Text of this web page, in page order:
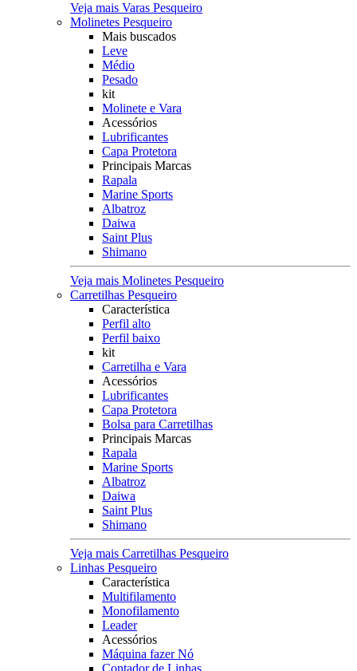
Veja mais Varas Pesqueiro
Molinetes Pesqueiro
Mais buscados
Leve
Médio
Pesado
kit
Molinete e Vara
Acessórios
Lubrificantes
Capa Protetora
Principais Marcas
Rapala
Marine Sports
Albatroz
Daiwa
Saint Plus
Shimano
Veja mais Molinetes Pesqueiro
Carretilhas Pesqueiro
Característica
Perfil alto
Perfil baixo
kit
Carretilha e Vara
Acessórios
Lubrificantes
Capa Protetora
Bolsa para Carretilhas
Principais Marcas
Rapala
Marine Sports
Albatroz
Daiwa
Saint Plus
Shimano
Veja mais Carretilhas Pesqueiro
Linhas Pesqueiro
Característica
Multifilamento
Monofilamento
Leader
Acessórios
Máquina fazer Nó
Contador de Linhas